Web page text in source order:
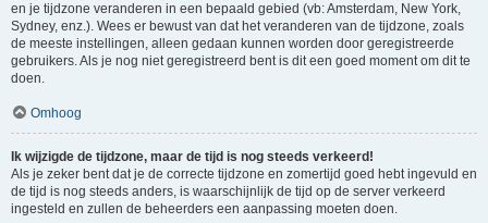
en je tijdzone veranderen in een bepaald gebied (vb: Amsterdam, New York,
Sydney, enz.). Wees er bewust van dat het veranderen van de tijdzone, zoals
de meeste instellingen, alleen gedaan kunnen worden door geregistreerde
gebruikers. Als je nog niet geregistreerd bent is dit een goed moment om dit te
doen.
Omhoog
Ik wijzigde de tijdzone, maar de tijd is nog steeds verkeerd!
Als je zeker bent dat je de correcte tijdzone en zomertijd goed hebt ingevuld en
de tijd is nog steeds anders, is waarschijnlijk de tijd op de server verkeerd
ingesteld en zullen de beheerders een aanpassing moeten doen.